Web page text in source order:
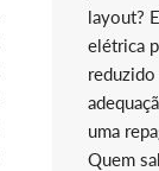
layout?
elétrica
uma
Quem